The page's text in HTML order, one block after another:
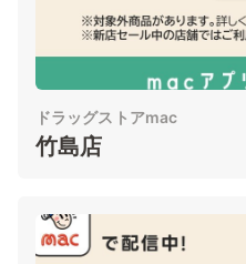
ドラッグストアmac
竹島店